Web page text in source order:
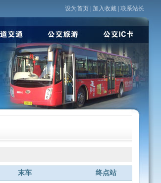
设为首页| 加入收藏| 联系站长
末车 终点站